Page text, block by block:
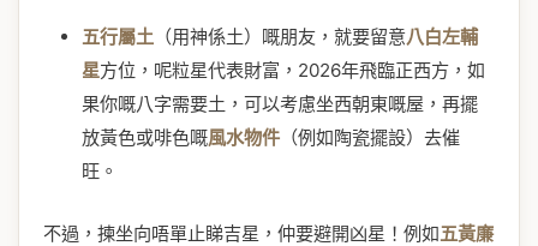
五行屬土 （用神係土）嘅朋友，就要留意八白左輔
星方位，呢粒星代表財富，2026年飛臨正西方，如
果你嘅八字需要土，可以考慮坐西朝東嘅屋，再擺
放黃色或啡色嘅風水物件 （例如陶瓷擺設）去催
旺。
不過，揀坐向唔單止睇吉星，仲要避開凶星！例如五黃廉